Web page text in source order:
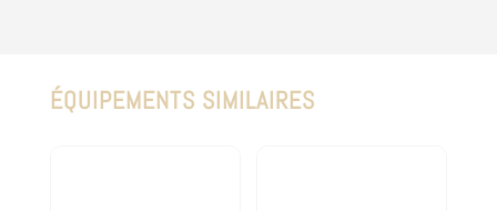
ÉQUIPEMENTS SIMILAIRES